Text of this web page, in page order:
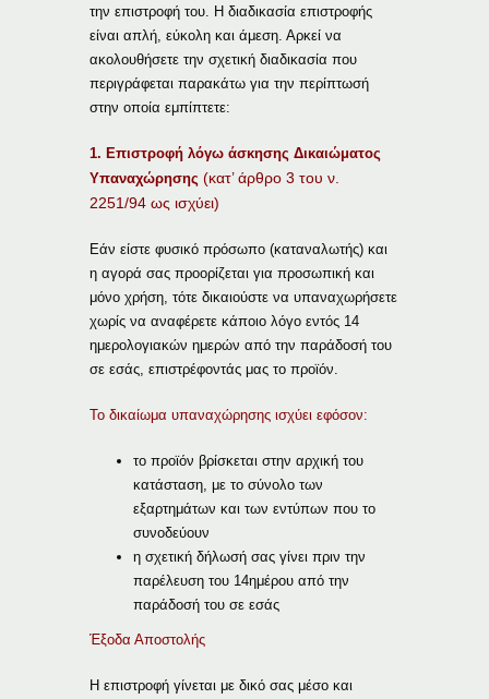
την επιστροφή του. Η διαδικασία επιστροφής
είναι απλή, εύκολη και άμεση. Αρκεί να
ακολουθήσετε την σχετική διαδικασία που
περιγράφεται παρακάτω για την περίπτωσή
στην οποία εμπίπτετε:
1. Επιστροφή λόγω άσκησης Δικαιώματος
Υπαναχώρησης(κατ’ άρθρο 3 του ν.
2251/94 ως ισχύει)
Εάν είστε φυσικό πρόσωπο (καταναλωτής) και
η αγορά σας προορίζεται για προσωπική και
μόνο χρήση, τότε δικαιούστε να υπαναχωρήσετε
χωρίς να αναφέρετε κάποιο λόγο εντός 14
ημερολογιακών ημερών από την παράδοσή του
σε εσάς, επιστρέφοντάς μας το προϊόν.
Το δικαίωμα υπαναχώρησης ισχύει εφόσον:
το προϊόν βρίσκεται στην αρχική του
κατάσταση, με το σύνολο των
εξαρτημάτων και των εντύπων που το
συνοδεύουν
η σχετική δήλωσή σας γίνει πριν την
παρέλευση του 14ημέρου από την
παράδοσή του σε εσάς
Έξοδα Αποστολής
Η επιστροφή γίνεται με δικό σας μέσο και